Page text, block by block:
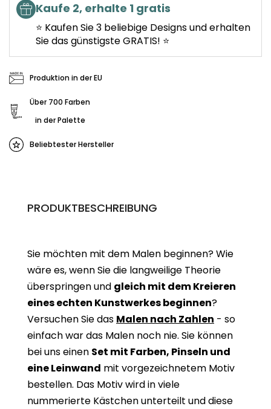
Kaufe 2, erhalte 1 gratis
⭐ Kaufen Sie 3 beliebige Designs und erhalten
Sie das günstigste GRATIS! ⭐
Produktion in der EU
Über 700 Farben
in der Palette
Beliebtester Hersteller
PRODUKTBESCHREIBUNG
Sie möchten mit dem Malen beginnen? Wie
wäre es, wenn Sie die langweilige Theorie
überspringen und gleich mit dem Kreieren
eines echten Kunstwerkes beginnen?
Versuchen Sie das Malen nach Zahlen - so
einfach war das Malen noch nie. Sie können
bei uns einen Set mit Farben, Pinseln und
eine Leinwand mit vorgezeichnetem Motiv
bestellen. Das Motiv wird in viele
nummerierte Kästchen unterteilt und diese